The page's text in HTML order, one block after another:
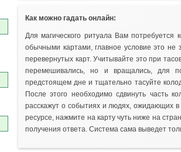
Как можно гадать онлайн:
Для магического ритуала Вам потребуется
обычными картами, главное условие это не
перевернутых карт. Учитывайте это при
перемешивались, но и вращались, для
предстоящем дне и тщательно тасуйте
После этого необходимо сдвинуть часть
расскажут о событиях и людях, ожидающих в
ресурсе, нажмите на карту чуть ниже на
получения ответа. Система сама выведет